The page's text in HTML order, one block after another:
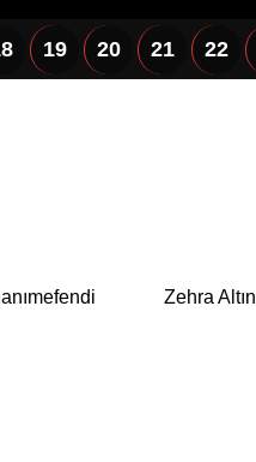
19 20 21 22
Zehra